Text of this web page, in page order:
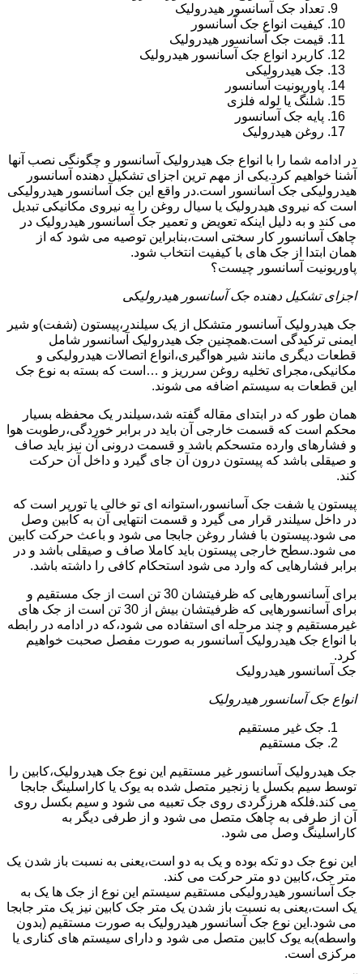
تعداد جک آسانسور هیدرولیک
کیفیت انواع جک آسانسور
قیمت جک آسانسور هیدرولیک
کاربرد انواع جک آسانسور هیدرولیک
جک هیدرولیکی
پاوریونیت آسانسور
شلنگ یا لوله فلزی
پایه جک آسانسور
روغن هیدرولیک
در ادامه شما را با انواع جک هیدرولیک آسانسور و چگونگی نصب آنها
آشنا خواهیم کرد.یکی از مهم ترین اجزای تشکیل دهنده آسانسور
هیدرولیکی جک آسانسور است.در واقع این جک آسانسور هیدرولیکی
است که نیروی هیدرولیک یا سیال روغن را به نیروی مکانیکی تبدیل
می کند و به دلیل اینکه تعویض و تعمیر جک آسانسور هیدرولیک در
چاهک آسانسور کار سختی است،بنابراین توصیه می شود که از
همان ابتدا از جک های با کیفیت انتخاب شود.
پاوریونیت آسانسور چیست؟
اجزای تشکیل دهنده جک آسانسور هیدرولیکی
جک هیدرولیک آسانسور متشکل از یک سیلندر،پیستون (شفت)و شیر
ایمنی ترکیدگی است.همچنین جک هیدرولیک آسانسور شامل
قطعات دیگری مانند شیر هواگیری،انواع اتصالات هیدرولیکی و
مکانیکی،مجرای تخلیه روغن سرریز و …است که بسته به نوع جک
این قطعات به سیستم اضافه می شوند.
همان طور که در ابتدای مقاله گفته شد،سیلندر یک محفظه بسیار
محکم است که قسمت خارجی آن باید در برابر خوردگی،رطوبت هوا
و فشارهای وارده متسحکم باشد و قسمت درونی آن نیز باید صاف
و صیقلی باشد که پیستون درون آن جای گیرد و داخل آن حرکت
کند.
پیستون یا شفت جک آسانسور،استوانه ای تو خالی یا تورپر است که
در داخل سیلندر قرار می گیرد و قسمت انتهایی آن به کابین وصل
می شود.پیستون با فشار روغن جابجا می شود و باعث حرکت کابین
می شود.سطح خارجی پیستون باید کاملا صاف و صیقلی باشد و در
برابر فشارهایی که وارد می شود استحکام کافی را داشته باشد.
برای آسانسورهایی که ظرفیتشان 30 تن است از جک مستقیم و
برای آسانسورهایی که ظرفیتشان بیش از 30 تن است از جک های
غیرمستقیم و چند مرحله ای استفاده می شود،که در ادامه در رابطه
با انواع جک هیدرولیک آسانسور به صورت مفصل صحبت خواهیم
کرد.
جک آسانسور هیدرولیک
انواع جک آسانسور هیدرولیک
جک غیر مستقیم
جک مستقیم
جک هیدرولیک آسانسور غیر مستقیم این نوع جک هیدرولیک،کابین را
توسط سیم بکسل یا زنجیر متصل شده به یوک یا کاراسلینگ جابجا
می کند.فلکه هرزگردی روی جک تعبیه می شود و سیم بکسل روی
آن از طرفی به چاهک متصل می شود و از طرفی دیگر به
کاراسلینگ وصل می شود.
این نوع جک دو تکه بوده و یک به دو است،یعنی به نسبت باز شدن یک
متر جک،کابین دو متر حرکت می کند.
جک آسانسور هیدرولیکی مستقیم سیستم این نوع از جک ها یک به
یک است،یعنی به نسبت باز شدن یک متر جک کابین نیز یک متر جابجا
می شود.این نوع جک آسانسور هیدرولیک به صورت مستقیم (بدون
واسطه)به یوک کابین متصل می شود و دارای سیستم های کناری یا
مرکزی است.